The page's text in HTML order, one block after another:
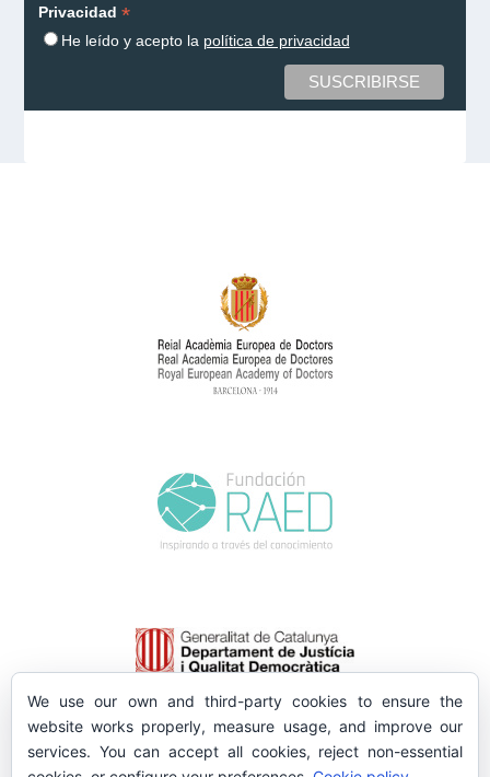
Privacidad *
He leído y acepto la política de privacidad
We use our own and third-party cookies to ensure the
website works properly, measure usage, and improve our
services. You can accept all cookies, reject non-essential